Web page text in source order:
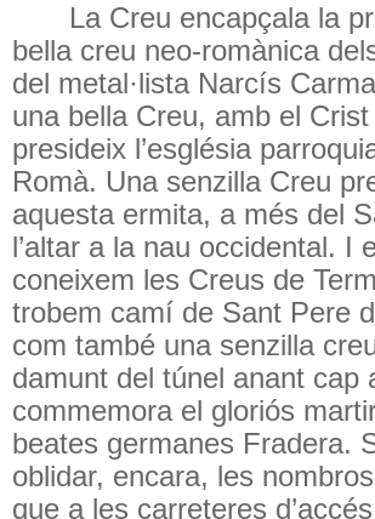
La Creu encapçala la
bella creu neo-romànica
del metal·lista Narcís
una bella Creu, amb el
presideix l’església
Romà. Una senzilla Creu
aquesta ermita, a més del
l’altar a la nau occidental. I
coneixem les Creus de
trobem camí de Sant Pere
com també una senzilla
damunt del túnel anant cap
commemora el gloriós
beates germanes Fradera.
oblidar, encara, les
que a les carreteres